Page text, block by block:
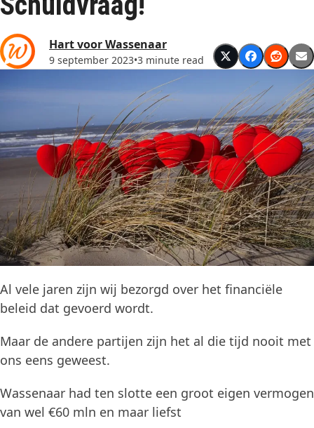
Hart voor Wassenaar
9 september 2023•3 minute read
Al vele jaren zijn wij bezorgd over het financiële
beleid dat gevoerd wordt.
Maar de andere partijen zijn het al die tijd nooit met
ons eens geweest.
Wassenaar had ten slotte een groot eigen vermogen
van wel €60 mln en maar liefst